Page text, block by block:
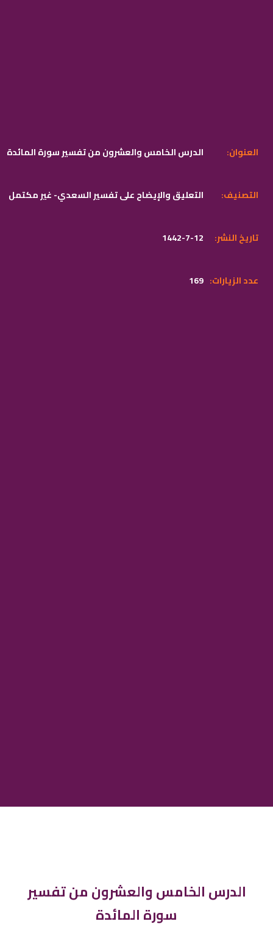
الدرس الخامس والعشرون من تفسير سورة المائدة :العنوان
التعليق والإيضاح على تفسير السعدي- غير مكتمل :التصنيف
1442-7-12 :تاريخ النشر
169 :عدد الزيارات
الدرس الخامس والعشرون من تفسير
سورة المائدة